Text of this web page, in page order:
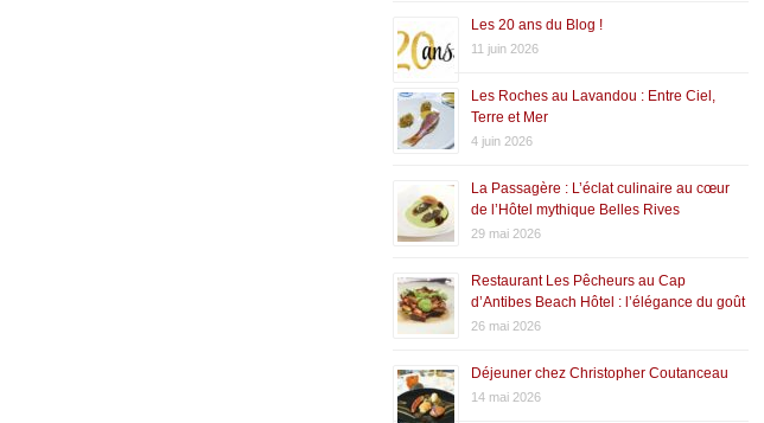
Les 20 ans du Blog !
11 juin 2026
Les Roches au Lavandou : Entre Ciel,
Terre et Mer
4 juin 2026
La Passagère : L’éclat culinaire au cœur
de l’Hôtel mythique Belles Rives
29 mai 2026
Restaurant Les Pêcheurs au Cap
d’Antibes Beach Hôtel : l’élégance du goût
26 mai 2026
Déjeuner chez Christopher Coutanceau
14 mai 2026